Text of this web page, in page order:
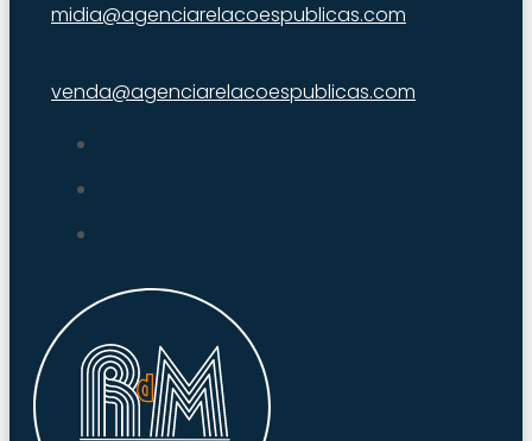
midia@agenciarelacoespublicas.com
venda@agenciarelacoespublicas.com